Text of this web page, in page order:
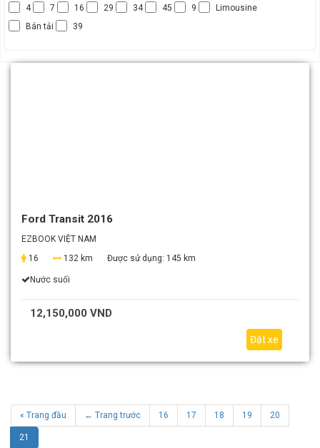
4 7 16 29 34 45 9
Limousine
Bán tải
39
Ford Transit 2016
EZBOOK VIỆT NAM
16
132 km Được sử dụng: 145 km
Nước suối
12,150,000 VND
Đặt xe
« Trang đầu ← Trang trước 16 17 18 19 20
21